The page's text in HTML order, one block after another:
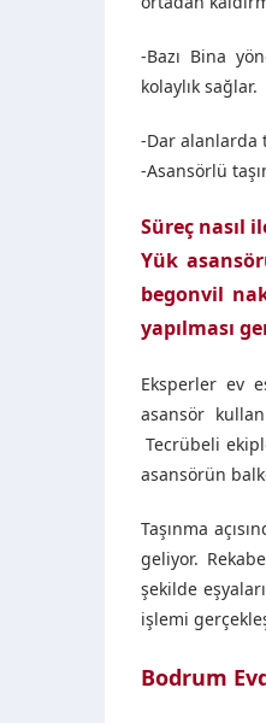
-Bazı Bina
kolaylık sağlar.
-Dar alanlarda
-Asansörlü
Süreç nasıl
Yük
begonvil
yapılması
Eksperler ev
asansör
Tecrübeli
asansörün
Taşınma
geliyor.
şekilde
işlemi
Bodrum